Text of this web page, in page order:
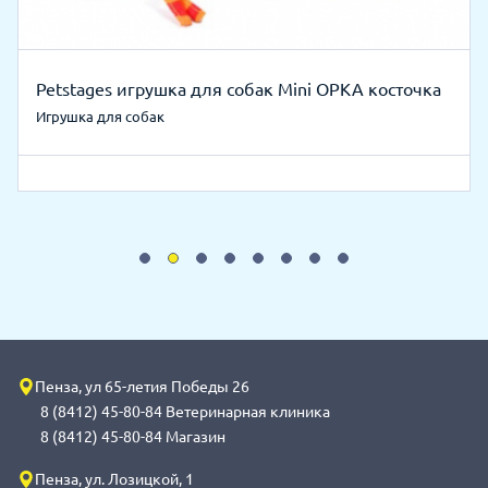
Petstages игрушка для собак Mini ОРКА косточка
Игрушка для собак
Пенза, ул 65-летия Победы 26
8 (8412) 45-80-84 Ветеринарная клиника
8 (8412) 45-80-84 Магазин
Пенза, ул. Лозицкой, 1